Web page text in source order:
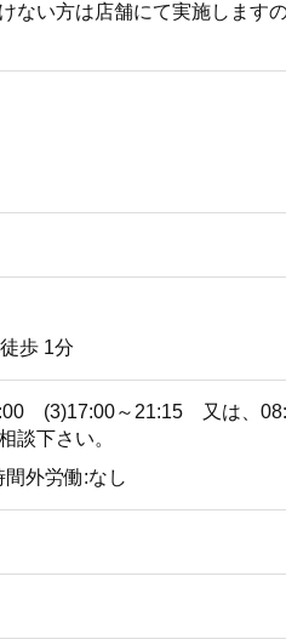
ない方は店舗にて実施します
歩 1分
(3)17:00～21:15 又は、
談下さい。
外労働:なし